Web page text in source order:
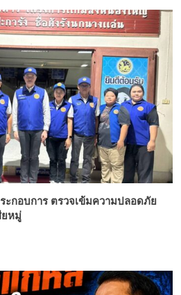
ะกอบการ ตรวจเข้มความปลอดภัย
ยหมู่